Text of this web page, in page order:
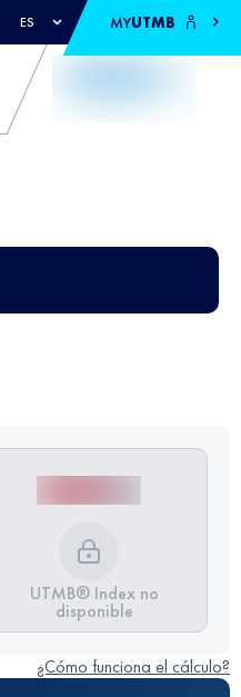
ES MYUTMB
UTMB® Index no
disponible
¿Cómo funciona el cálculo?